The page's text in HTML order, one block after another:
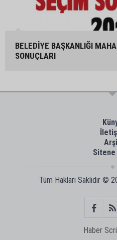
BELEDİYE BAŞKANLIĞI
SONUÇLARI
Sitene
Tüm Hakları Saklıdır ©
Haber